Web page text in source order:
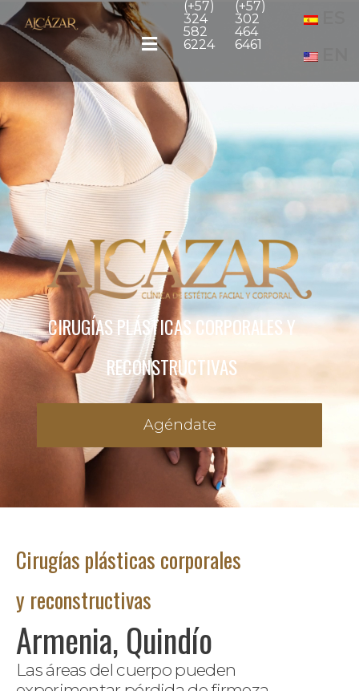
(+57)
324
582
6224
(+57)
302
464
6461
CIRUGÍAS PLÁSTICAS CORPORALES Y
RECONSTRUCTIVAS
Agéndate
Cirugías plásticas corporales
y reconstructivas
Armenia, Quindío
Las áreas del cuerpo pueden